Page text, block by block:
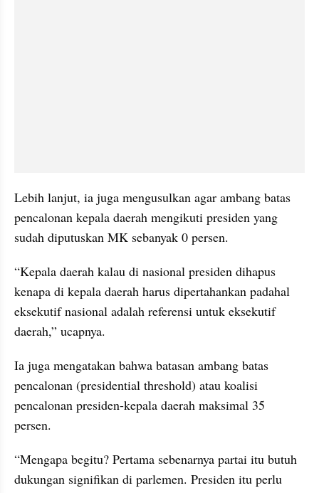
Lebih lanjut, ia juga mengusulkan agar ambang batas
pencalonan kepala daerah mengikuti presiden yang
sudah diputuskan MK sebanyak 0 persen.
“Kepala daerah kalau di nasional presiden dihapus
kenapa di kepala daerah harus dipertahankan padahal
eksekutif nasional adalah referensi untuk eksekutif
daerah,” ucapnya.
Ia juga mengatakan bahwa batasan ambang batas
pencalonan (presidential threshold) atau koalisi
pencalonan presiden-kepala daerah maksimal 35
persen.
“Mengapa begitu? Pertama sebenarnya partai itu butuh
dukungan signifikan di parlemen. Presiden itu perlu